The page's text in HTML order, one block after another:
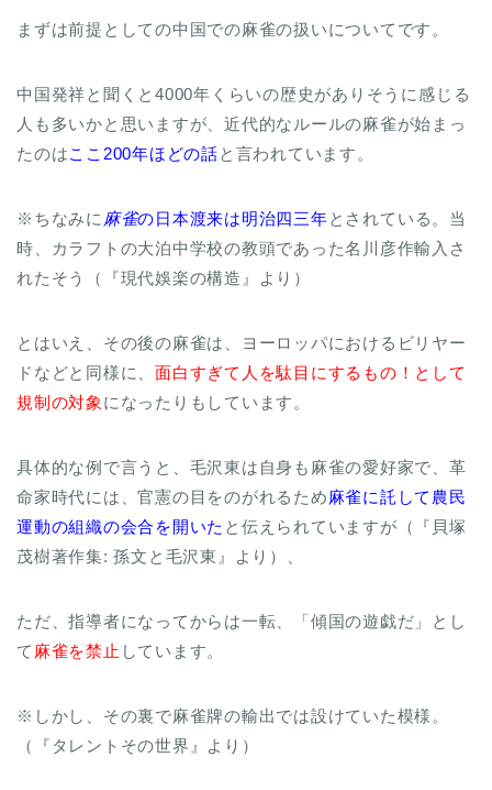
まずは前提としての中国での麻雀の扱いについてです。
中国発祥と聞くと4000年くらいの歴史がありそうに感じる
人も多いかと思いますが、近代的なルールの麻雀が始まっ
たのはここ200年ほどの話と言われています。
※ちなみに 麻雀の日本渡来は明治四三年とされている。当
時、カラフトの大泊中学校の教頭であった名川彦作輸入さ
れたそう（『現代娛楽の構造』より）
とはいえ、その後の麻雀は、ヨーロッパにおけるビリヤー
ドなどと同様に、面白すぎて人を駄目にするもの！として
規制の対象 になったりもしています。
具体的な例で言うと、毛沢東は自身も麻雀の愛好家で、革
命家時代には、官憲の目をのがれるため麻雀に託して農民
運動の組織の会合を開いた と伝えられていますが（『貝塚
茂樹著作集: 孫文と毛沢東』より）、
ただ、指導者になってからは一転、「傾国の遊戯だ」とし
て 麻雀を禁止 しています。
※しかし、その裏で麻雀牌の輸出では設けていた模様。
（『タレントその世界』より）